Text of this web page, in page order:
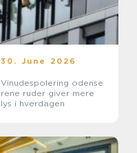
30. June 2026
Vinudespolering odense
rene ruder giver mere
lys i hverdagen